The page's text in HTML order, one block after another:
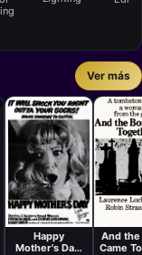
Ver más
Película
Darren
McGavin
Happy
Mother's Day,
And the
Came